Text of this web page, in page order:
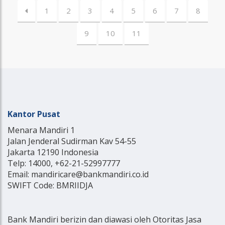
1 2 3 4 5 6 7 8
9 10 11
Kantor Pusat
Menara Mandiri 1
Jalan Jenderal Sudirman Kav 54-55
Jakarta 12190 Indonesia
Telp: 14000, +62-21-52997777
Email: mandiricare@bankmandiri.co.id
SWIFT Code: BMRIIDJA
Bank Mandiri berizin dan diawasi oleh Otoritas Jasa